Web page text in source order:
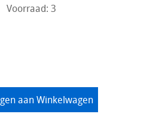
Voorraad: 3
aan Winkelwagen